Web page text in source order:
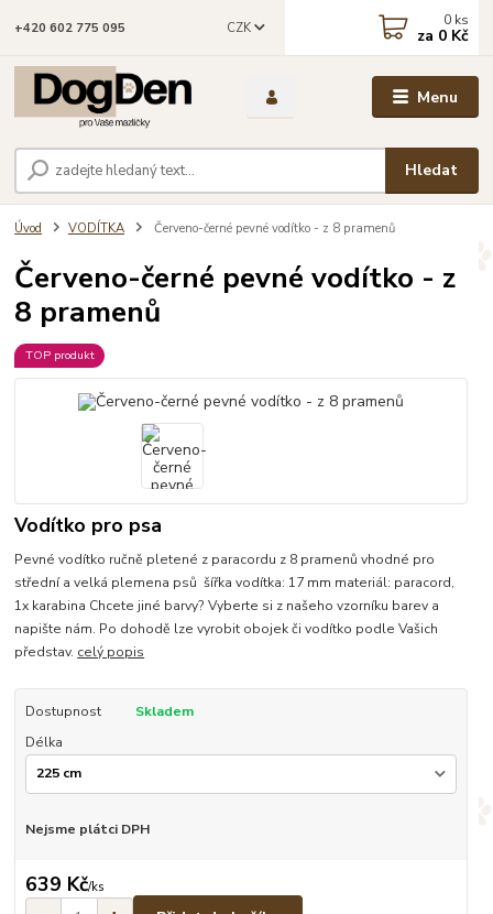
Menu
CZK
Hledat
+420 602 775 095 0 ks
za 0 Kč
Úvod VODÍTKA Červeno-černé pevné vodítko - z 8 pramenů
Červeno-černé pevné vodítko - z
8 pramenů
TOP produkt
Vodítko pro psa
Pevné vodítko ručně pletené z paracordu z 8 pramenů vhodné pro
střední a velká plemena psů šířka vodítka: 17 mm materiál: paracord,
1x karabina Chcete jiné barvy? Vyberte si z našeho vzorníku barev a
napište nám. Po dohodě lze vyrobit obojek či vodítko podle Vašich
představ. celý popis
Dostupnost
Skladem
Délka
Nejsme plátci DPH
639 Kč/ks